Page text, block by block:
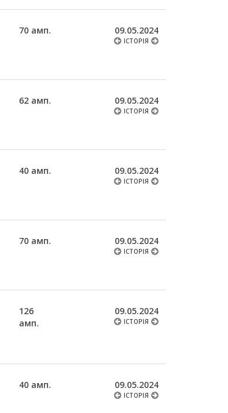
70 амп. 09.05.2024
ІСТОРІЯ
62 амп. 09.05.2024
ІСТОРІЯ
40 амп. 09.05.2024
ІСТОРІЯ
70 амп. 09.05.2024
ІСТОРІЯ
126
амп.
09.05.2024
ІСТОРІЯ
40 амп. 09.05.2024
ІСТОРІЯ